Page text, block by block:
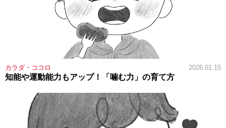
カラダ・ココロ 2026.01.15
知能や運動能力もアップ！「噛む力」の育て方